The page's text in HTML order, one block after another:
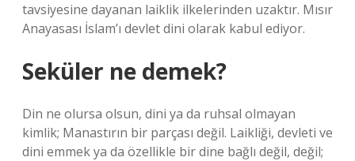
tavsiyesine dayanan laiklik ilkelerinden uzaktır. Mısır
Anayasası İslam’ı devlet dini olarak kabul ediyor.
Seküler ne demek?
Din ne olursa olsun, dini ya da ruhsal olmayan
kimlik; Manastırın bir parçası değil. Laikliği, devleti ve
dini emmek ya da özellikle bir dine bağlı değil, değil;